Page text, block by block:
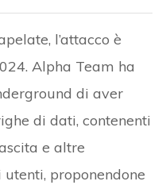
l’attacco è
Alpha Team ha
di aver
di dati, contenenti
e altre
proponendone